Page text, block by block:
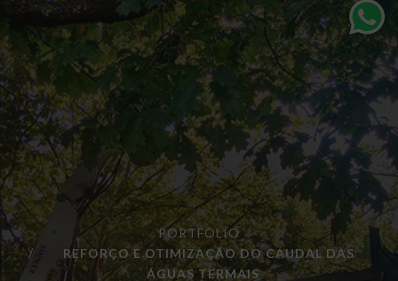
PORTFÓLIO
REFORÇO E OTIMIZAÇÃO DO CAUDAL DAS
ÁGUAS TERMAIS